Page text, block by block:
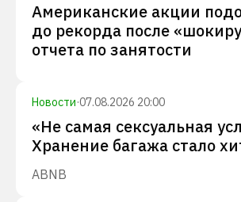
Американские акции
до рекорда после
отчета по занятости
Новости·07.08.2026 20:00
«Не самая сексуальная
Хранение багажа стало
ABNB